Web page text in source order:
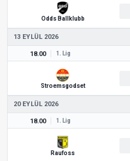
Odds Ballklubb
13 EYLÜL 2026
18.00 1. Lig
Stroemsgodset
20 EYLÜL 2026
18.00 1. Lig
Raufoss